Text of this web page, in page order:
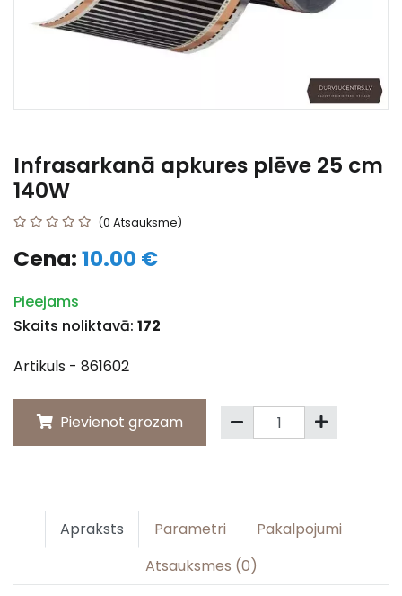
Infrasarkanā apkures plēve 25 cm
140W
(0 Atsauksme)
Cena:10.00 €
Pieejams
Skaits noliktavā: 172
Artikuls - 861602
Pievienot grozam
Apraksts Parametri
Pakalpojumi
Atsauksmes (0)